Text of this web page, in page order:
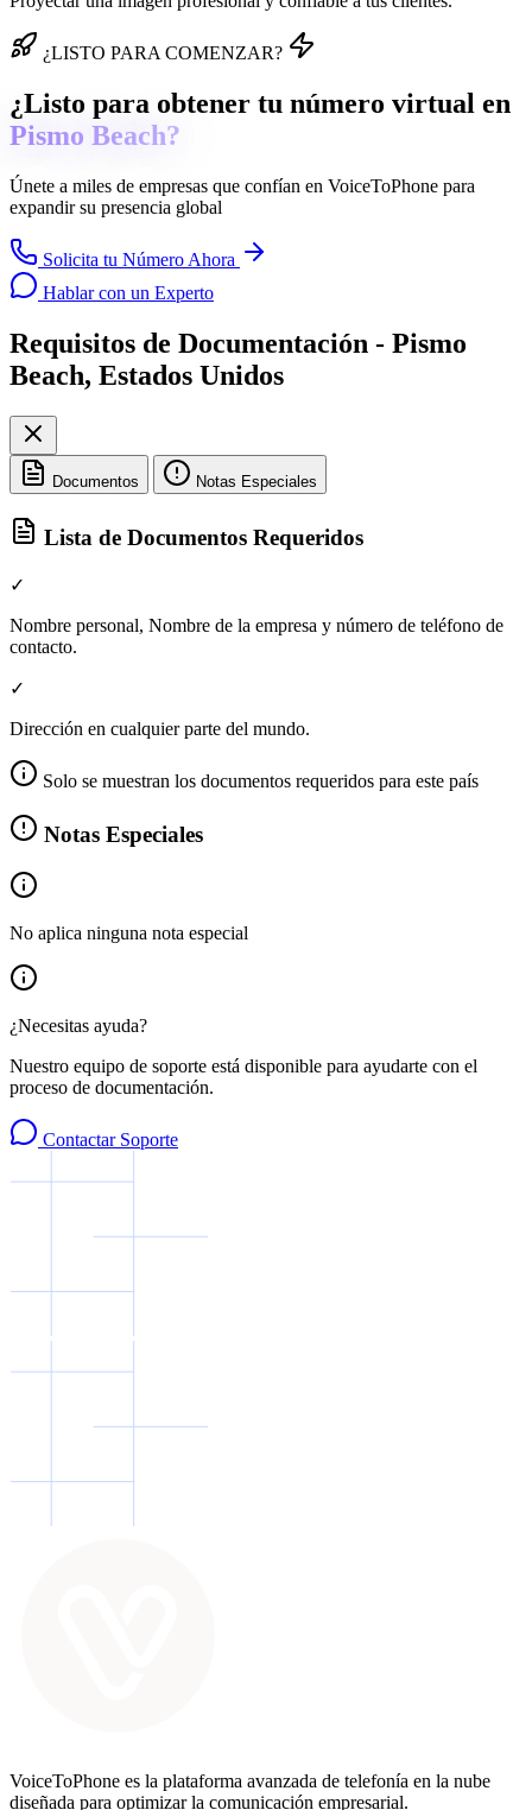
¿LISTO PARA COMENZAR?
¿Listo para obtener tu número virtual en
Pismo Beach?
Únete a miles de empresas que confían en VoiceToPhone para
expandir su presencia global
Solicita tu Número Ahora
Hablar con un Experto
Requisitos de Documentación - Pismo
Beach, Estados Unidos
Documentos Notas Especiales
Lista de Documentos Requeridos
✓
Nombre personal, Nombre de la empresa y número de teléfono de
contacto.
✓
Dirección en cualquier parte del mundo.
Solo se muestran los documentos requeridos para este país
Notas Especiales
No aplica ninguna nota especial
¿Necesitas ayuda?
Nuestro equipo de soporte está disponible para ayudarte con el
proceso de documentación.
Contactar Soporte
VoiceToPhone es la plataforma avanzada de telefonía en la nube
diseñada para optimizar la comunicación empresarial.